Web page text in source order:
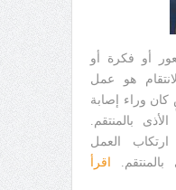
أو فكرة أو
هو عمل
وراء إصابة
بالمنتقم.
العمل
اقرأ